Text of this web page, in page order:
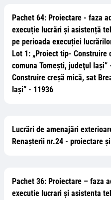
Pachet 64: Proiectare - faza
execuție lucrări și asistență
pe perioada execuției
Lot 1: „Proiect tip- Construire
comuna Tomești, judeţul
Construire creșă mică, sat
Iaşi” - 11936
Lucrări de amenajări
Renaşterii nr.24 - proiectare
Pachet 36: Proiectare – faza
executie lucrari și asistenta